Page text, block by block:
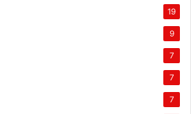
19
9
7
7
7